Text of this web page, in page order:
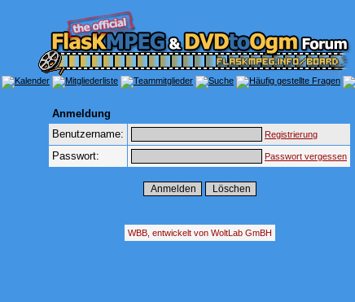
Anmeldung
Benutzername:
Registrierung
Passwort: Passwort vergessen
WBB, entwickelt von WoltLab GmBH